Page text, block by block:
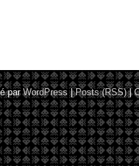
parWordPress |Posts (RSS)|